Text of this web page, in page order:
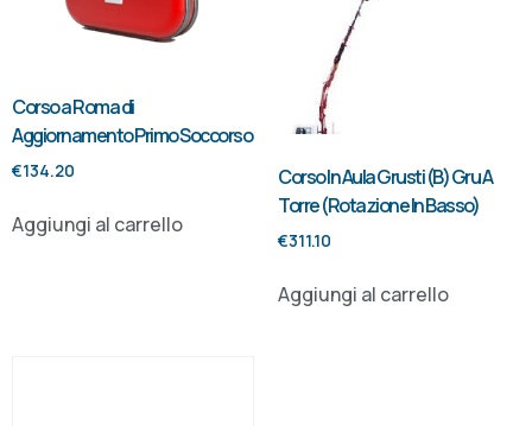
Corso a Roma di
Aggiornamento Primo Soccorso
€134.20
Aggiungi al carrello
Corso In Aula Grusti (B) Gru A
Torre (Rotazione In Basso)
€311.10
Aggiungi al carrello